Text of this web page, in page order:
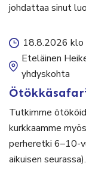
johdattaa sinut
18.8.2026
Eteläinen
yhdyskohta
Tutkimme
kurkkaamme
perheretki 6–10-
aikuisen